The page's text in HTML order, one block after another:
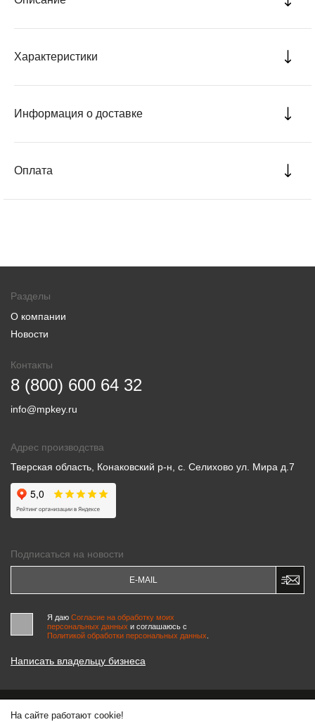
Характеристики
Информация о доставке
Оплата
Разделы
О компании
Новости
Контакты
8 (800) 600 64 32
info@mpkey.ru
Адрес производства
Тверская область, Конаковский р-н, с. Селихово ул. Мира д.7
Подписаться на новости
Я даю Согласие на обработку моих
персональных данных и соглашаюсь c
Политикой обработки персональных данных
Написать владельцу бизнеса
© 2000-2026 «МАСТЕРСКИЕ ПИНЧУКА»
На сайте работают cookie!